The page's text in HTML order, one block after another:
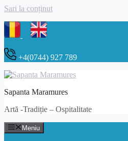
Sari la conținut
+4(0744) 927 789
Sapanta Maramures
Artă -Tradiție – Ospitalitate
Meniu